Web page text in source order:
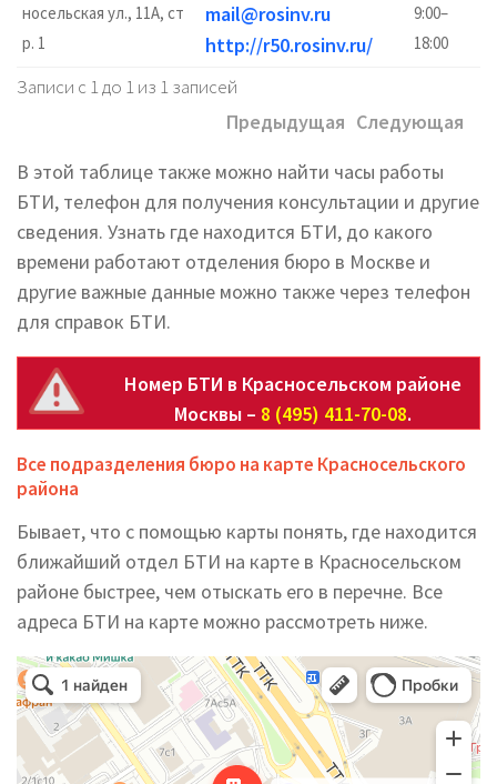
носельская ул., 11А, ст
р. 1
mail@rosinv.ru
http://r50.rosinv.ru/
9:00–
18:00
Записи с 1 до 1 из 1 записей
Предыдущая Следующая
В этой таблице также можно найти часы работы
БТИ, телефон для получения консультации и другие
сведения. Узнать где находится БТИ, до какого
времени работают отделения бюро в Москве и
другие важные данные можно также через телефон
для справок БТИ.
Номер БТИ в Красносельском районе
Москвы – 8 (495) 411-70-08.
Все подразделения бюро на карте Красносельского
района
Бывает, что с помощью карты понять, где находится
ближайший отдел БТИ на карте в Красносельском
районе быстрее, чем отыскать его в перечне. Все
адреса БТИ на карте можно рассмотреть ниже.